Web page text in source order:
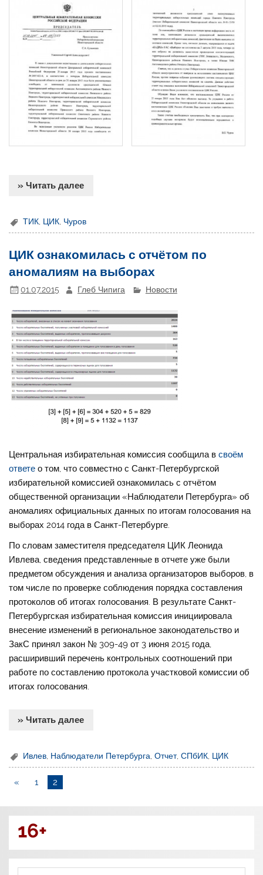
» Читать далее
ТИК ЦИК Чуров
ЦИК ознакомилась с отчётом по
аномалиям на выборах
01.07.2015 Глеб Чипига Новости
Центральная избирательная комиссия сообщила всвоём
ответе о том, что совместно с Санкт-Петербургской
избирательной комиссией ознакомилась с отчётом
общественной организации «Наблюдатели Петербурга» об
аномалиях официальных данных по итогам голосования на
выборах 2014 года в Санкт-Петербурге.
По словам заместителя председателя ЦИК Леонида
Ивлева, сведения представленные в отчете уже были
предметом обсуждения и анализа организаторов выборов, в
том числе по проверке соблюдения порядка составления
протоколов об итогах голосования. В результате Санкт-
Петербургская избирательная комиссия инициировала
внесение изменений в региональное законодательство и
ЗакС принял закон № 309-49 от 3 июня 2015 года,
расширивший перечень контрольных соотношений при
работе по составлению протокола участковой комиссии об
итогах голосования.
» Читать далее
Ивлев Наблюдатели Петербурга ,Отчет,СПбИК ЦИК
« 1 2
16+